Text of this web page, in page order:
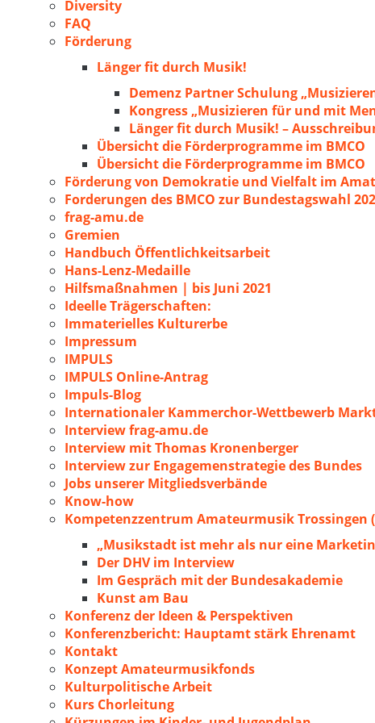
Diversity
FAQ
Förderung
Länger fit durch Musik!
Demenz Partner Schulung
Kongress „Musizieren für und mit
Länger fit durch Musik! –
Übersicht die Förderprogramme im BMCO
Übersicht die Förderprogramme im BMCO
Förderung von Demokratie und Vielfalt im
Forderungen des BMCO zur Bundestagswahl
frag-amu.de
Gremien
Handbuch Öffentlichkeitsarbeit
Hans-Lenz-Medaille
Hilfsmaßnahmen | bis Juni 2021
Ideelle Trägerschaften:
Immaterielles Kulturerbe
Impressum
IMPULS
IMPULS Online-Antrag
Impuls-Blog
Internationaler Kammerchor-Wettbewerb
Interview frag-amu.de
Interview mit Thomas Kronenberger
Interview zur Engagemenstrategie des Bundes
Jobs unserer Mitgliedsverbände
Know-how
Kompetenzzentrum Amateurmusik Trossingen
„Musikstadt ist mehr als nur eine
Der DHV im Interview
Im Gespräch mit der Bundesakademie
Kunst am Bau
Konferenz der Ideen & Perspektiven
Konferenzbericht: Hauptamt stärk Ehrenamt
Kontakt
Konzept Amateurmusikfonds
Kulturpolitische Arbeit
Kurs Chorleitung